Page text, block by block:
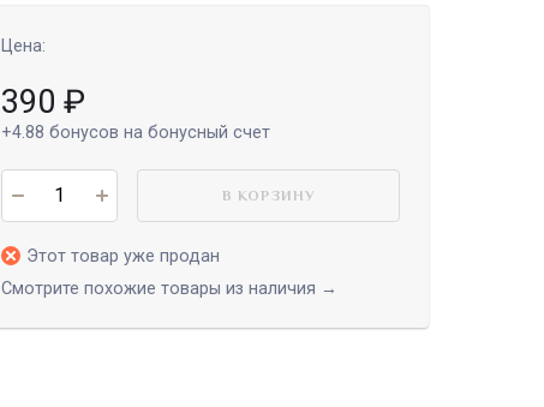
Цена:
390 ₽
+4.88 бонусов на бонусный счет
В КОРЗИНУ
Этот товар уже продан
Смотрите похожие товары из наличия →